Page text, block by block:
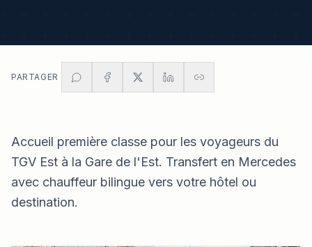
PARTAGER
Accueil première classe pour les voyageurs du
TGV Est à la Gare de l'Est. Transfert en Mercedes
avec chauffeur bilingue vers votre hôtel ou
destination.